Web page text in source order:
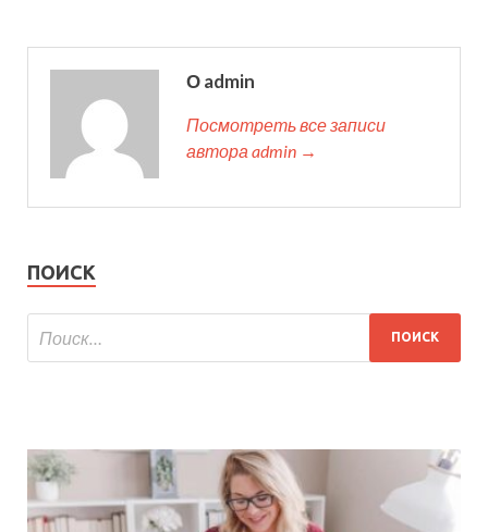
О admin
Посмотреть все записи
автора admin →
ПОИСК